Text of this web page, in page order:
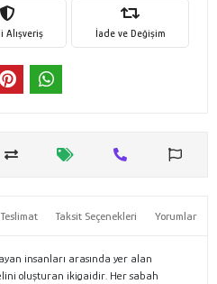
Alışveriş İade ve Değişim
Taksit Seçenekleri Yorumlar
insanları arasında yer alan
oluşturan ikigaidir. Her sabah